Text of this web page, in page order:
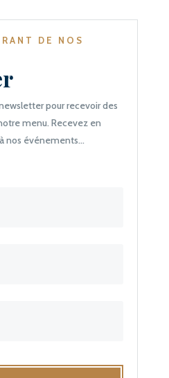
DE NOS
pour recevoir des
menu. Recevez en
nos événements…